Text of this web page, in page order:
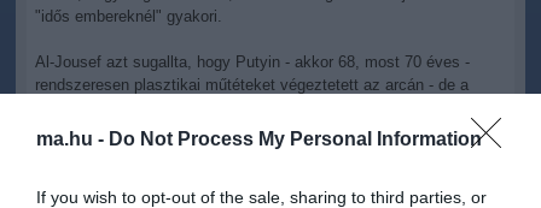
ma.hu - Do Not Process My Personal Information
If you wish to opt-out of the sale, sharing to third parties, or
"idős embereknél" gyakori.
Al-Jousef azt sugallta, hogy Putyin - akkor 68, most 70 éves -
rendszeresen plasztikai műtéteket végeztetett az arcán - de a
plasztikai műtétet" - mondta. "Még ha feltételezzük is, hogy ez
valamiféle újítás a plasztikai sebészetben, akkor ebben az esetben